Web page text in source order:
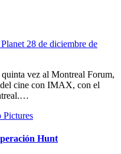
28 de diciembre de
del cine con IMAX, con el
Pictures
Hunt